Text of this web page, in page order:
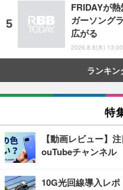
FRIDAYが
ガーソング
広がる
2026.8.6(木) 13:00
ランキン
特
【動画レビュー】
ouTubeチャンネル
10G光回線導入レポ